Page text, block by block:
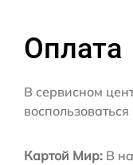
Оплата
В сервисном
Картой Мир: В